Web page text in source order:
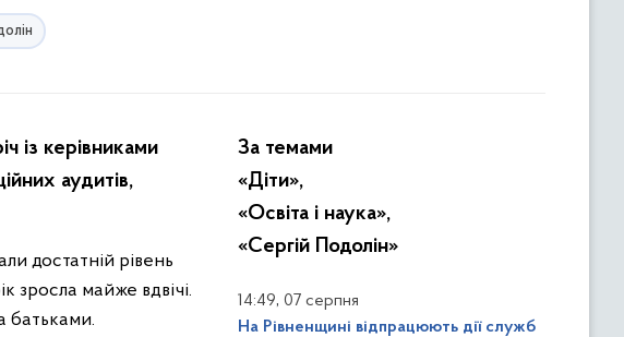
із керівниками
аудитів,
достатній рівень
зросла майже вдвічі.
батьками.
За темами
«Діти»,
«Освіта і наука»,
«Сергій Подолін»
14:49, 07 серпня
На Рівненщині відпрацюють дії служб